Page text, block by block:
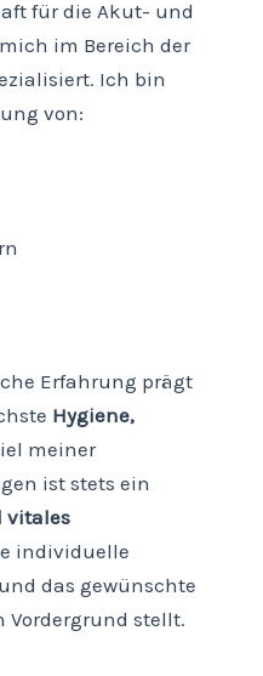
für die Akut- und
im Bereich der
Ich bin
von:
Erfahrung prägt
Hygiene,
meiner
ist stets ein
vitales
individuelle
das gewünschte
Vordergrund stellt.